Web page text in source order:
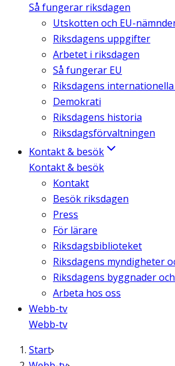
Så fungerar riksdagen
Utskotten och EU-
Riksdagens uppgifter
Arbetet i riksdagen
Så fungerar EU
Riksdagens
Demokrati
Riksdagens historia
Riksdagsförvaltningen
Kontakt & besök
Kontakt & besök
Kontakt
Besök riksdagen
Press
För lärare
Riksdagsbiblioteket
Riksdagens myndigheter
Riksdagens byggnader
Arbeta hos oss
Webb-tv
Webb-tv
Start